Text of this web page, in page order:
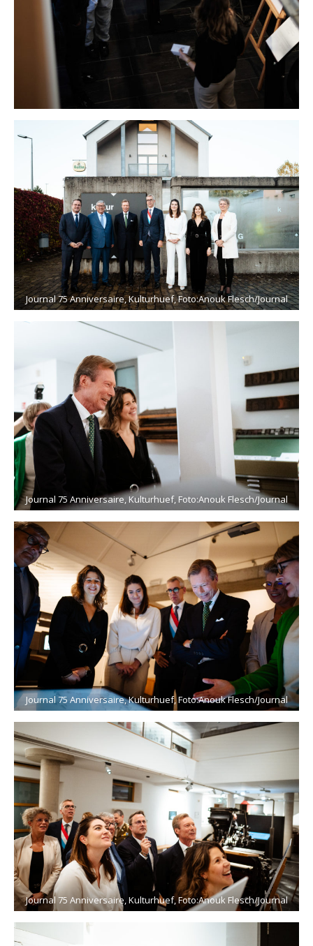
Journal 75 Anniversaire, Kulturhuef, Foto:Anouk Flesch/Journal
Journal 75 Anniversaire, Kulturhuef, Foto:Anouk Flesch/Journal
Journal 75 Anniversaire, Kulturhuef, Foto:Anouk Flesch/Journal
Journal 75 Anniversaire, Kulturhuef, Foto:Anouk Flesch/Journal